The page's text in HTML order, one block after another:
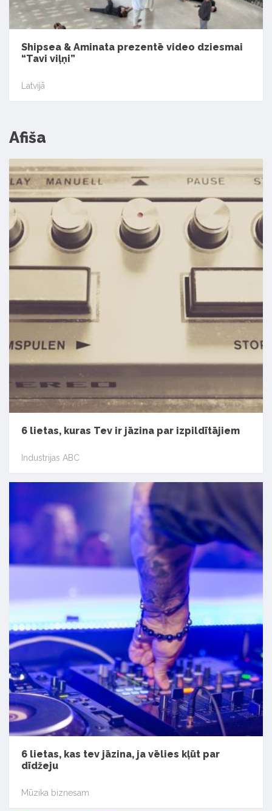
Shipsea & Aminata prezentē video dziesmai
“Tavi viļņi”
Latvijā
Afiša
6 lietas, kuras Tev ir jāzina par izpildītājiem
Industrijas ABC
6 lietas, kas tev jāzina, ja vēlies kļūt par
dīdžeju
Mūzika biznesam